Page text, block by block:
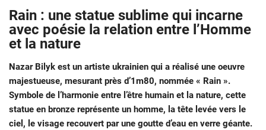
Rain : une statue sublime qui incarne
avec poésie la relation entre l’Homme
et la nature
Nazar Bilyk est un artiste ukrainien qui a réalisé une oeuvre
majestueuse, mesurant près d’1m80, nommée « Rain ».
Symbole de l’harmonie entre l’être humain et la nature, cette
statue en bronze représente un homme, la tête levée vers le
ciel, le visage recouvert par une goutte d’eau en verre géante.